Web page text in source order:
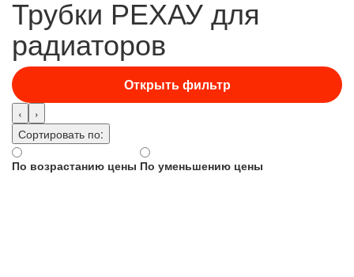
Трубки РЕХАУ для
радиаторов
Открыть фильтр
‹
›
Сортировать по:
По возрастанию цены По уменьшению цены